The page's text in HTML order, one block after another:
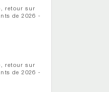
retour sur
de 2026 -
retour sur
de 2026 -